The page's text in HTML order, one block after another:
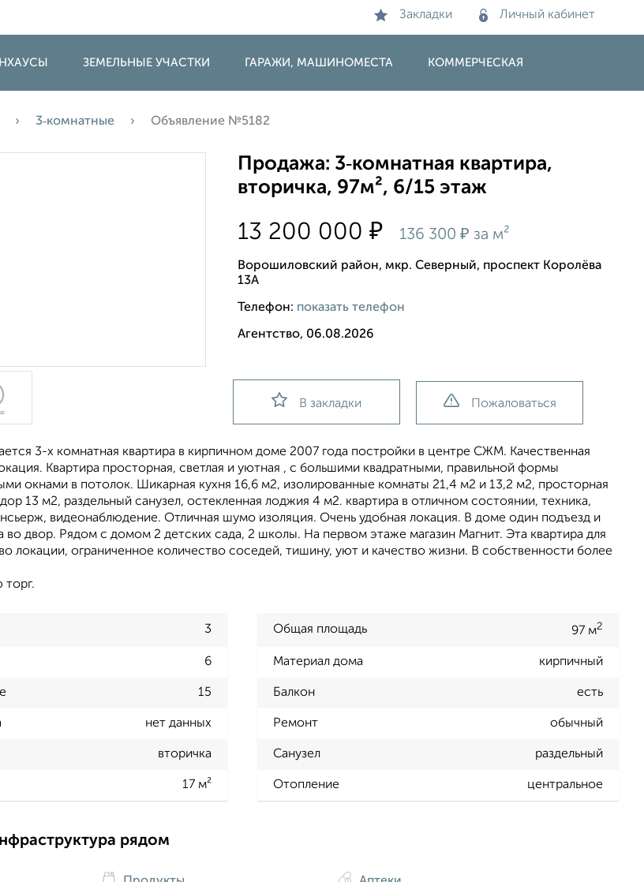
Закладки Личный кабинет
ЗЕМЕЛЬНЫЕ УЧАСТКИ ГАРАЖИ, МАШИНОМЕСТА КОММЕРЧЕСКАЯ
3‑комнатные Объявление №5182
Продажа: 3‑комнатная квартира,
вторичка, 97м², 6/15 этаж
13 200 000₽ 136 300₽ за м²
Ворошиловский район, мкр. Северный, проспект Королёва
13А
Телефон: показать телефон
Агентство, 06.08.2026
В закладки Пожаловаться
3-х комнатная квартира в кирпичном доме 2007 года постройки в центре СЖМ. Качественная
Квартира просторная, светлая и уютная , с большими квадратными, правильной формы
окнами в потолок. Шикарная кухня 16,6 м2, изолированные комнаты 21,4 м2 и 13,2 м2, просторная
13 м2, раздельный санузел, остекленная лоджия 4 м2. квартира в отличном состоянии, техника,
видеонаблюдение. Отличная шумо изоляция. Очень удобная локация. В доме один подъезд и
во двор. Рядом с домом 2 детских сада, 2 школы. На первом этаже магазин Магнит. Эта квартира для
локации, ограниченное количество соседей, тишину, уют и качество жизни. В собственности более
торг.
3 Общая площадь 97 м2
6 Материал дома кирпичный
15 Балкон есть
нет данных Ремонт обычный
вторичка Санузел раздельный
17 м² Отопление центральное
рядом